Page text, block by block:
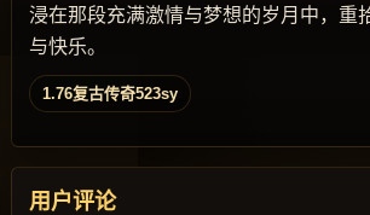
浸在那段充满激情与梦想的岁月中，重
与快乐。
1.76复古传奇523sy
用户评论